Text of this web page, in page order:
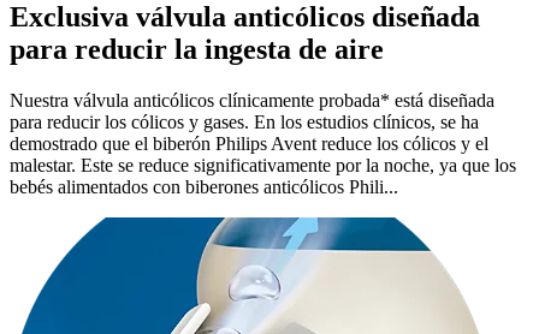
Exclusiva válvula anticólicos diseñada
para reducir la ingesta de aire
Nuestra válvula anticólicos clínicamente probada* está diseñada
para reducir los cólicos y gases. En los estudios clínicos, se ha
demostrado que el biberón Philips Avent reduce los cólicos y el
malestar. Este se reduce significativamente por la noche, ya que los
bebés alimentados con biberones anticólicos Phili...